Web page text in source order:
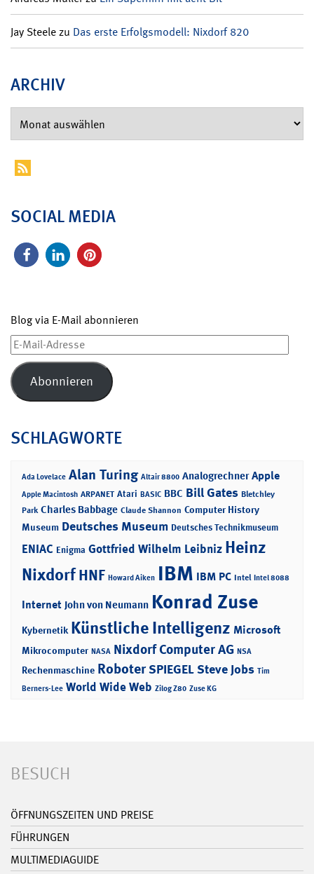
Jay Steelezu Das erste Erfolgsmodell: Nixdorf 820
ARCHIV
SOCIAL MEDIA
Blog via E-Mail abonnieren
E-
Mail-
Adresse
Abonnieren
SCHLAGWORTE
Ada Lovelace Alan Turing Altair 8800 Analogrechner Apple
Apple Macintosh ARPANET Atari BASIC BBC Bill Gates Bletchley
Park Charles Babbage Claude Shannon Computer History
Museum Deutsches Museum Deutsches Technikmuseum
ENIAC Enigma Gottfried Wilhelm Leibniz Heinz
NixdorfHNF Howard Aiken IBM IBM PC Intel Intel 8088
Internet John von Neumann Konrad Zuse
Kybernetik Künstliche Intelligenz Microsoft
Mikrocomputer NASA Nixdorf Computer AG NSA
Rechenmaschine RoboterSPIEGELSteve Jobs Tim
Berners-Lee World Wide Web Zilog Z80 Zuse KG
BESUCH
ÖFFNUNGSZEITEN UND PREISE
FÜHRUNGEN
MULTIMEDIAGUIDE